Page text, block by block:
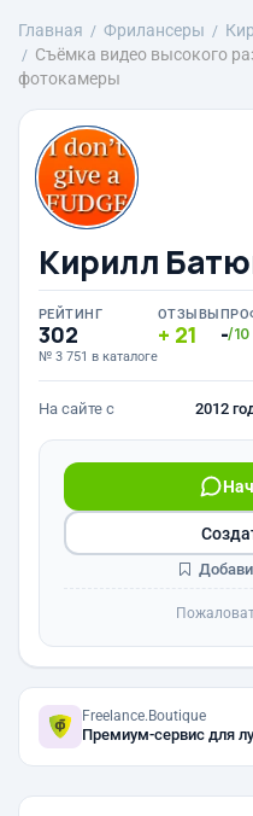
Главная Фрилансеры
Съёмка видео высокого
фотокамеры
Кирилл
РЕЙТИНГ
302
№ 3 751 в каталоге
ОТЗЫВЫ
21 -/10
На сайте с 2012
Freelance.Boutique
Премиум-сервис для